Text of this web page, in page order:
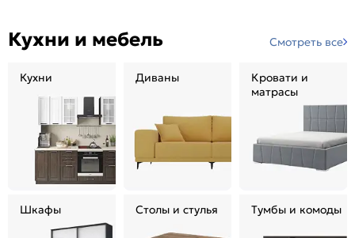
Кухни и мебель Смотреть все
Кухни Диваны
Кровати и
матрасы
Шкафы Столы и стулья Тумбы и комоды